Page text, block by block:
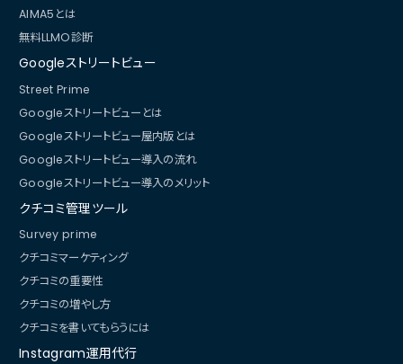
AIMA5とは
無料LLMO診断
Googleストリートビュー
Street Prime
Googleストリートビューとは
Googleストリートビュー屋内版とは
Googleストリートビュー導入の流れ
Googleストリートビュー導入のメリット
クチコミ管理ツール
Survey prime
クチコミマーケティング
クチコミの重要性
クチコミの増やし方
クチコミを書いてもらうには
Instagram運用代行